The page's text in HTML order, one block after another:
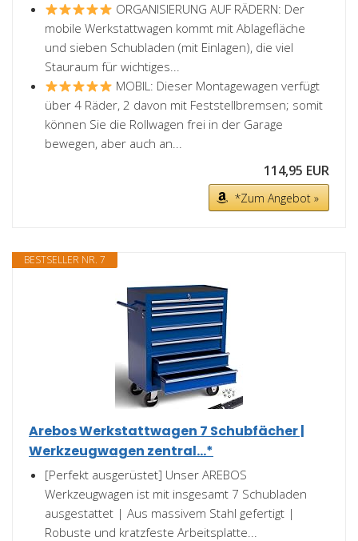
ORGANISIERUNG AUF RÄDERN: Der
mobile Werkstattwagen kommt mit Ablagefläche
und sieben Schubladen (mit Einlagen), die viel
Stauraum für wichtiges...
MOBIL: Dieser Montagewagen verfügt
über 4 Räder, 2 davon mit Feststellbremsen; somit
können Sie die Rollwagen frei in der Garage
bewegen, aber auch an...
114,95 EUR
*Zum Angebot »
BESTSELLER NR. 7
Arebos Werkstattwagen 7 Schubfächer |
Werkzeugwagen zentral...*
[Perfekt ausgerüstet] Unser AREBOS
Werkzeugwagen ist mit insgesamt 7 Schubladen
ausgestattet | Aus massivem Stahl gefertigt |
Robuste und kratzfeste Arbeitsplatte...